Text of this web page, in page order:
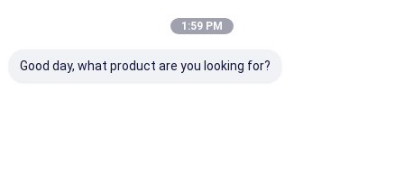
1:59 PM
Good day, what product are you looking for?